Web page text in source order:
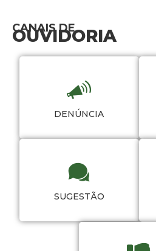
CANAIS DE
OUVIDORIA
DENÚNCIA
SUGESTÃO